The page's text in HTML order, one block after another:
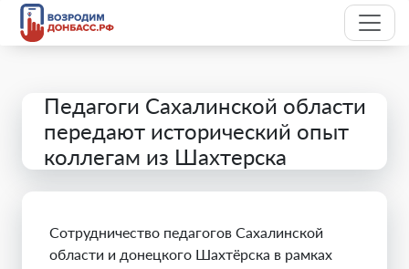
Педагоги Сахалинской области
передают исторический опыт
коллегам из Шахтерска
Сотрудничество педагогов Сахалинской
области и донецкого Шахтёрска в рамках